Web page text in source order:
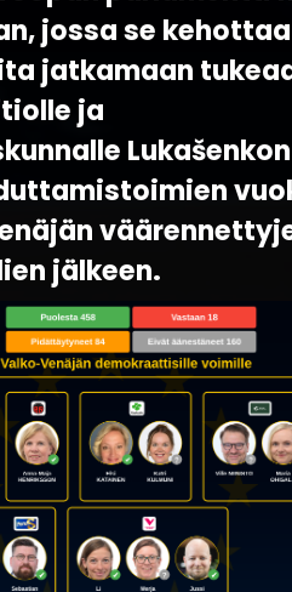
jossa se kehottaa
jatkamaan
ja
jälkeen.